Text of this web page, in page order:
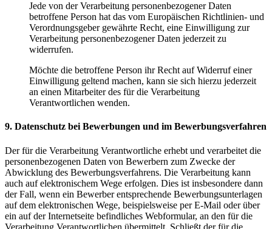
Jede von der Verarbeitung personenbezogener Daten
betroffene Person hat das vom Europäischen Richtlinien- und
Verordnungsgeber gewährte Recht, eine Einwilligung zur
Verarbeitung personenbezogener Daten jederzeit zu
widerrufen.
Möchte die betroffene Person ihr Recht auf Widerruf einer
Einwilligung geltend machen, kann sie sich hierzu jederzeit
an einen Mitarbeiter des für die Verarbeitung
Verantwortlichen wenden.
9. Datenschutz bei Bewerbungen und im Bewerbungsverfahren
Der für die Verarbeitung Verantwortliche erhebt und verarbeitet die
personenbezogenen Daten von Bewerbern zum Zwecke der
Abwicklung des Bewerbungsverfahrens. Die Verarbeitung kann
auch auf elektronischem Wege erfolgen. Dies ist insbesondere dann
der Fall, wenn ein Bewerber entsprechende Bewerbungsunterlagen
auf dem elektronischen Wege, beispielsweise per E-Mail oder über
ein auf der Internetseite befindliches Webformular, an den für die
Verarbeitung Verantwortlichen übermittelt. Schließt der für die